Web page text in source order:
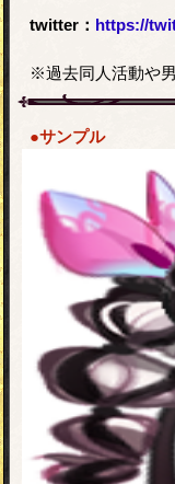
twitter： https://
※過去同人活動や
●サンプル